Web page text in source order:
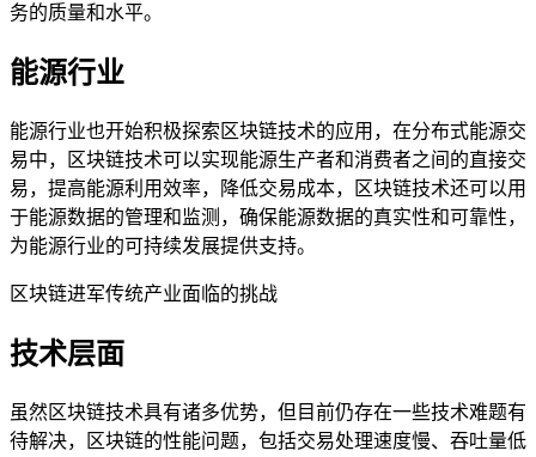
务的质量和水平。
能源行业
能源行业也开始积极探索区块链技术的应用，在分布式能源交
易中，区块链技术可以实现能源生产者和消费者之间的直接交
易，提高能源利用效率，降低交易成本，区块链技术还可以用
于能源数据的管理和监测，确保能源数据的真实性和可靠性，
为能源行业的可持续发展提供支持。
区块链进军传统产业面临的挑战
技术层面
虽然区块链技术具有诸多优势，但目前仍存在一些技术难题有
待解决，区块链的性能问题，包括交易处理速度慢、吞吐量低